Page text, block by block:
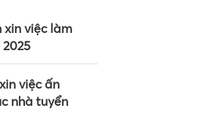
xin việc làm
việc ấn
nhà tuyển